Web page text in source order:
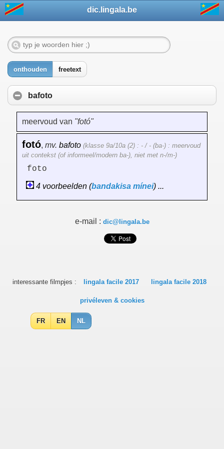
dic.lingala.be
onthouden freetext
bafoto
meervoud van "fotó"
fotó, mv. bafoto (klasse 9a/10a (2) : - / - (ba-) : meervoud
uit contekst (of informeel/modern ba-), niet met n-/m-)
foto
4 voorbeelden (bandakisa mínei) ...
e-mail : dic@lingala.be
interessante filmpjes : lingala facile 2017 lingala facile 2018
privéleven & cookies
FR EN NL